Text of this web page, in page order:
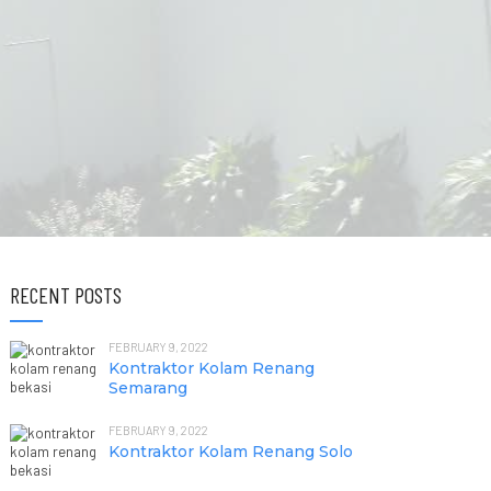
RECENT POSTS
FEBRUARY 9, 2022
Kontraktor Kolam Renang
Semarang
FEBRUARY 9, 2022
Kontraktor Kolam Renang Solo